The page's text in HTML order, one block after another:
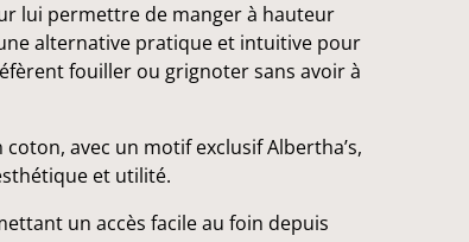
lui permettre de manger à hauteur
alternative pratique et intuitive pour
fouiller ou grignoter sans avoir à
avec un motif exclusif Albertha’s,
et utilité.
un accès facile au foin depuis